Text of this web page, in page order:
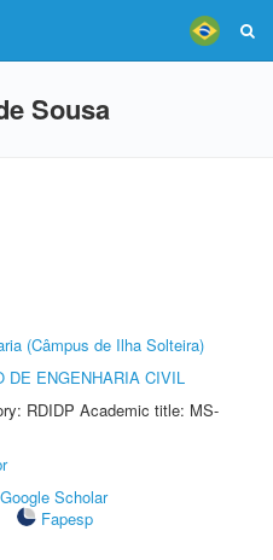
Sousa
(Câmpus de Ilha Solteira)
DE ENGENHARIA CIVIL
RDIDP Academic title: MS-
Google Scholar
Fapesp